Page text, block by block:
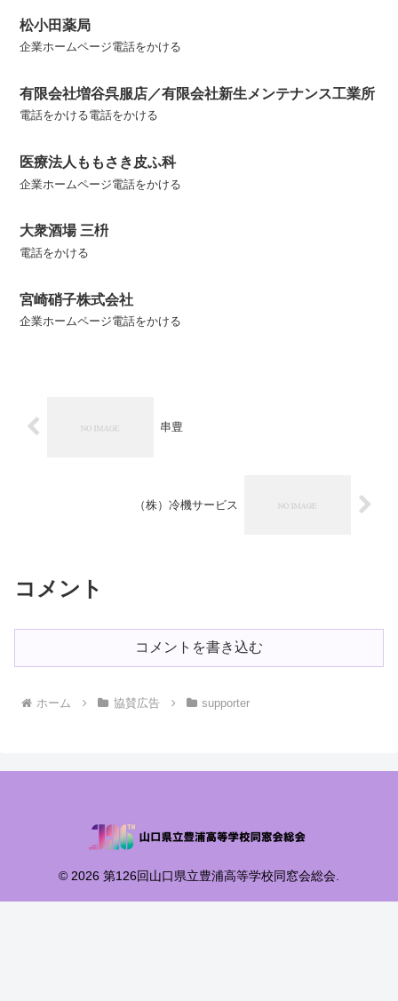
松小田薬局
企業ホームページ電話をかける
有限会社増谷呉服店／有限会社新生メンテナンス工業所
電話をかける電話をかける
医療法人ももさき皮ふ科
企業ホームページ電話をかける
大衆酒場 三枡
電話をかける
宮崎硝子株式会社
企業ホームページ電話をかける
串豊
（株）冷機サービス
コメント
コメントを書き込む
ホーム 協賛広告 supporter
© 2026 第126回山口県立豊浦高等学校同窓会総会.